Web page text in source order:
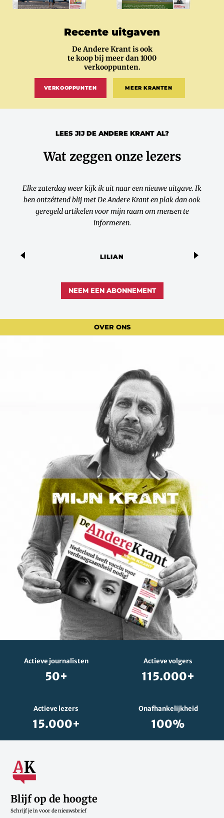
Recente uitgaven
De Andere Krant is ook
te koop bij meer dan 1000
verkooppunten.
VERKOOPPUNTEN MEER KRANTEN
LEES JIJ DE ANDERE KRANT AL?
Wat zeggen onze lezers
Elke zaterdag weer kijk ik uit naar een nieuwe uitgave. Ik
ben ontzéttend blij met De Andere Krant en plak dan ook
geregeld artikelen voor mijn raam om mensen te
informeren.
LILIAN
NEEM EEN ABONNEMENT
OVER ONS
Actieve journalisten
50+
Actieve volgers
115.000+
Actieve lezers
15.000+
Onafhankelijkheid
100%
Blijf op de hoogte
Schrijf je in voor de nieuwsbrief